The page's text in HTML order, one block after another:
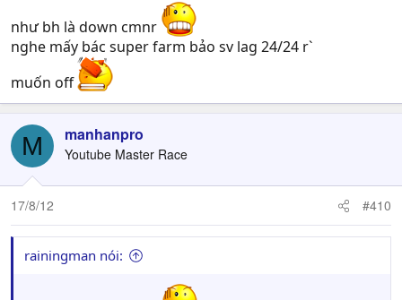
như bh là down cmnr
nghe mấy bác super farm bảo sv lag 24/24 r`
muốn off
M manhanpro
Youtube Master Race
17/8/12 #410
rainingman nói: